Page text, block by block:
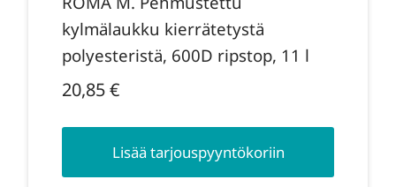
kylmälaukku kierrätetystä
polyesteristä, 600D ripstop, 11 l
20,85€
Lisää tarjouspyyntökoriin